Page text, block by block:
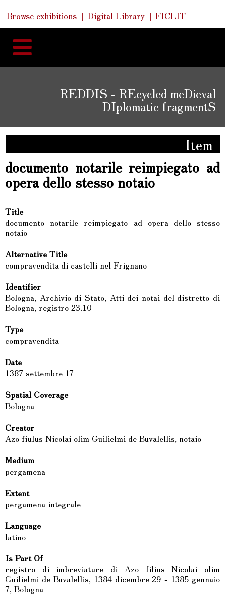
navigation
Quick
Links
Browse exhibitions Digital Library FICLIT
REDDIS - REcycled meDieval
DIplomatic fragmentS
Item
documento notarile reimpiegato ad
opera dello stesso notaio
Title
documento notarile reimpiegato ad opera dello stesso
notaio
Alternative Title
compravendita di castelli nel Frignano
Identifier
Bologna, Archivio di Stato, Atti dei notai del distretto di
Bologna, registro 23.10
Type
compravendita
Date
1387 settembre 17
Spatial Coverage
Bologna
Creator
Azo fiulus Nicolai olim Guilielmi de Buvalellis, notaio
Medium
pergamena
Extent
pergamena integrale
Language
latino
Is Part Of
registro di imbreviature di Azo filius Nicolai olim
Guilielmi de Buvalellis, 1384 dicembre 29 - 1385 gennaio
7, Bologna